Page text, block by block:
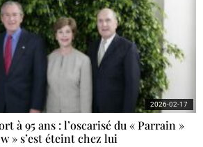
à 95 ans : l’oscarisé du « Parrain »
» s’est éteint chez lui
2026-02-17